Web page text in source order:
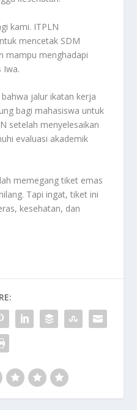
kami. ITPLN
mencetak SDM
mampu menghadapi
Iwa.
jalur ikatan kerja
bagi mahasiswa untuk
setelah menyelesaikan
evaluasi akademik
memegang tiket emas
Tapi ingat, tiket ini
kesehatan, dan